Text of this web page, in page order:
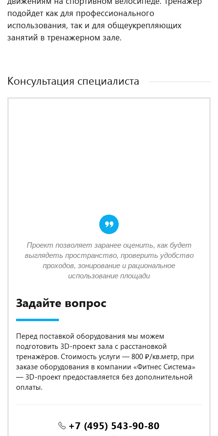
подойдет как для профессионального
использования, так и для общеукрепляющих
занятий в тренажерном зале.
Консультация специалиста
Задайте вопрос
Перед поставкой оборудования мы можем
подготовить 3D-проект зала с расстановкой
тренажёров. Стоимость услуги — 800 ₽/кв.метр, при
заказе оборудования в компании «Фитнес Система»
— 3D-проект предоставляется без дополнительной
оплаты.
+7 (495) 543-90-80
Проект позволяет заранее оценить, как будет
выглядеть пространство, проверить удобство
проходов, зонирование и рациональное
использование площади